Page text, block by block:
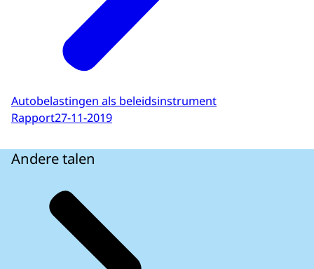
Autobelastingen als beleidsinstrument
Rapport27-11-2019
Andere talen